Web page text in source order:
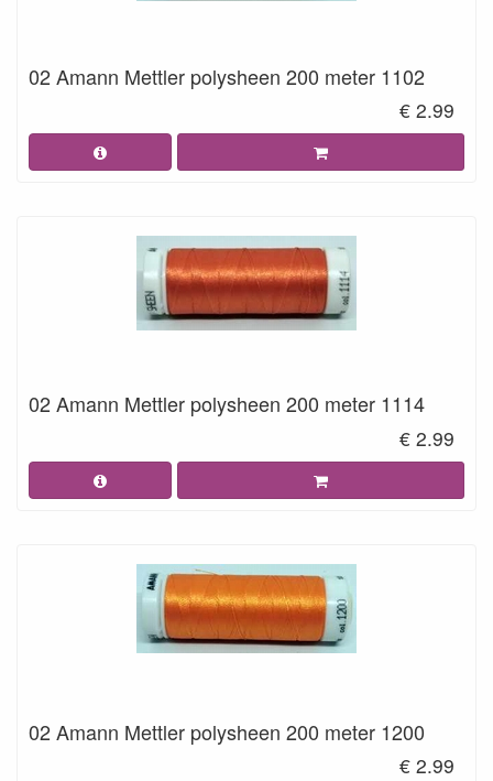
02 Amann Mettler polysheen 200 meter 1102
€ 2.99
02 Amann Mettler polysheen 200 meter 1114
€ 2.99
02 Amann Mettler polysheen 200 meter 1200
€ 2.99